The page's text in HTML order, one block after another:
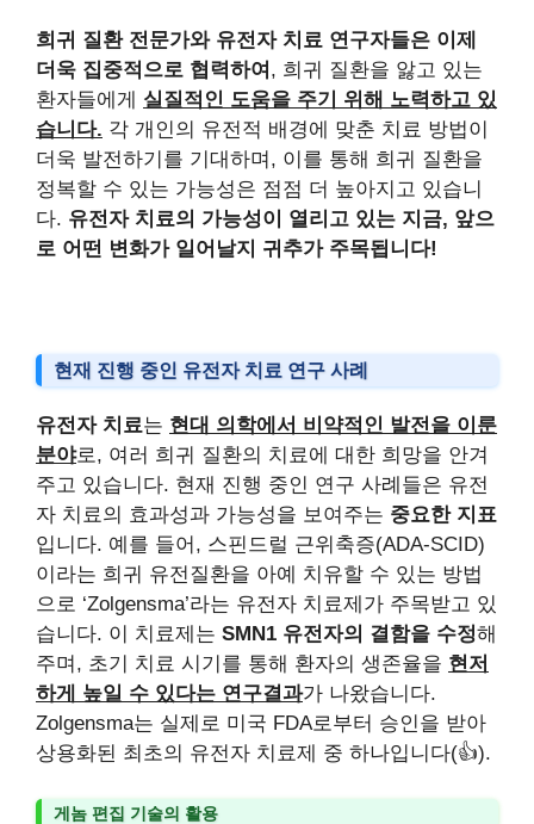
희귀 질환 전문가와 유전자 치료 연구자들은 이제
더욱 집중적으로 협력하여 , 희귀 질환을 앓고 있는
환자들에게 실질적인 도움을 주기 위해 노력하고 있
습니다. 각 개인의 유전적 배경에 맞춘 치료 방법이
더욱 발전하기를 기대하며, 이를 통해 희귀 질환을
정복할 수 있는 가능성은 점점 더 높아지고 있습니
다. 유전자 치료의 가능성이 열리고 있는 지금, 앞으
로 어떤 변화가 일어날지 귀추가 주목됩니다!
현재 진행 중인 유전자 치료 연구 사례
유전자 치료는 현대 의학에서 비약적인 발전을 이룬
분야로, 여러 희귀 질환의 치료에 대한 희망을 안겨
주고 있습니다. 현재 진행 중인 연구 사례들은 유전
자 치료의 효과성과 가능성을 보여주는 중요한 지표
입니다. 예를 들어, 스핀드럴 근위축증(ADA-SCID)
이라는 희귀 유전질환을 아예 치유할 수 있는 방법
으로 ‘Zolgensma’라는 유전자 치료제가 주목받고 있
습니다. 이 치료제는 SMN1 유전자의 결함을 수정해
주며, 초기 치료 시기를 통해 환자의 생존율을 현저
하게 높일 수 있다는 연구결과가 나왔습니다.
Zolgensma는 실제로 미국 FDA로부터 승인을 받아
상용화된 최초의 유전자 치료제 중 하나입니다(👍).
게놈 편집 기술의 활용